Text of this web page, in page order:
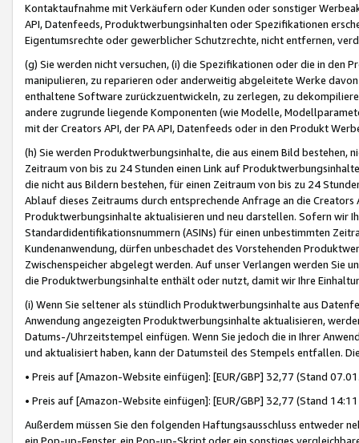
Kontaktaufnahme mit Verkäufern oder Kunden oder sonstiger
API, Datenfeeds, Produktwerbungsinhalten oder Spezifikationen
Eigentumsrechte oder gewerblicher Schutzrechte, nicht entfernen,
(g) Sie werden nicht versuchen, (i) die Spezifikationen oder die in
manipulieren, zu reparieren oder anderweitig abgeleitete Werke
enthaltene Software zurückzuentwickeln, zu zerlegen, zu
andere zugrunde liegende Komponenten (wie Modelle,
mit der Creators API, der PA API, Datenfeeds oder in den Produkt
(h) Sie werden Produktwerbungsinhalte, die aus einem Bild bestehen,
Zeitraum von bis zu 24 Stunden einen Link auf
die nicht aus Bildern bestehen, für einen Zeitraum von bis zu 24
Ablauf dieses Zeitraums durch entsprechende Anfrage an die
Produktwerbungsinhalte aktualisieren und neu darstellen. Sofern wir
Standardidentifikationsnummern (ASINs) für einen unbestimmten
Kundenanwendung, dürfen unbeschadet des Vorstehenden
Zwischenspeicher abgelegt werden. Auf unser Verlangen werden Sie
die Produktwerbungsinhalte enthält oder nutzt, damit wir Ihre
(i) Wenn Sie seltener als stündlich Produktwerbungsinhalte aus
Anwendung angezeigten Produktwerbungsinhalte aktualisieren,
Datums-/Uhrzeitstempel einfügen. Wenn Sie jedoch die in Ihrer
und aktualisiert haben, kann der Datumsteil des Stempels entfallen.
• Preis auf [Amazon-Website einfügen]: [EUR/GBP] 32,77 (Stand
• Preis auf [Amazon-Website einfügen]: [EUR/GBP] 32,77 (Stand
Außerdem müssen Sie den folgenden Haftungsausschluss entweder
ein Pop-up-Fenster, ein Pop-up-Skript oder ein sonstiges